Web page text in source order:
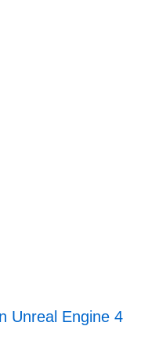
Unreal Engine 4